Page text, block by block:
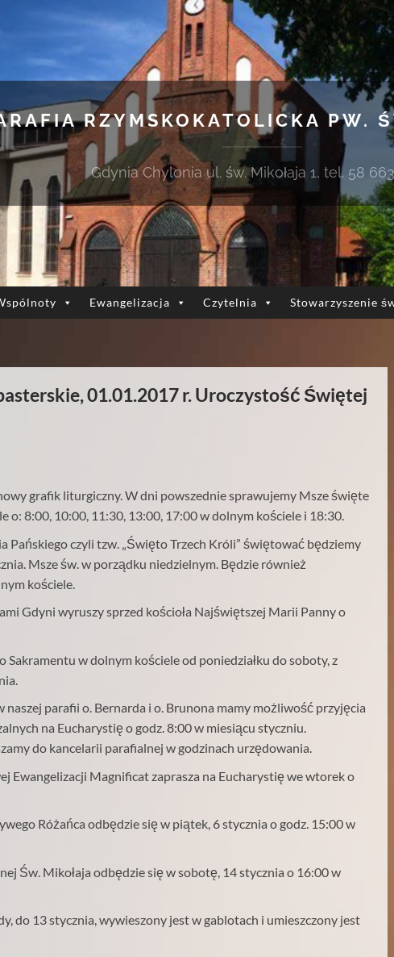
RZYMSKOKATOLICKA PW.
Gdynia Chylonia ul. św. Mikołaja 1, tel. 58
Ewangelizacja Czytelnia Stowarzyszenie
01.01.2017 r. Uroczystość Świętej
grafik liturgiczny. W dni powszednie sprawujemy Msze święte
o: 8:00, 10:00, 11:30, 13:00, 17:00 w dolnym kościele i 18:30.
Pańskiego czyli tzw. „Święto Trzech Króli” świętować będziemy
Msze św. w porządku niedzielnym. Będzie również
kościele.
Gdyni wyruszy sprzed kościoła Najświętszej Marii Panny o
Sakramentu w dolnym kościele od poniedziałku do soboty, z
naszej parafii o. Bernarda i o. Brunona mamy możliwość przyjęcia
na Eucharystię o godz. 8:00 w miesiącu styczniu.
do kancelarii parafialnej w godzinach urzędowania.
Ewangelizacji Magnificat zaprasza na Eucharystię we wtorek o
Różańca odbędzie się w piątek, 6 stycznia o godz. 15:00 w
Św. Mikołaja odbędzie się w sobotę, 14 stycznia o 16:00 w
do 13 stycznia, wywieszony jest w gablotach i umieszczony jest